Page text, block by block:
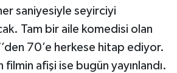
saniyesiyle seyirciyi
Tam bir aile komedisi olan
70’e herkese hitap ediyor.
afişi ise bugün yayınlandı.